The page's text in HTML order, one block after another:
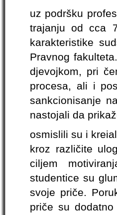
uz podršku
trajanju od cca
karakteristike
Pravnog
djevojkom, pri
procesa, ali i
sankcionisanje
nastojali da
osmislili su i
kroz različite
ciljem
studentice su
svoje priče.
priče su